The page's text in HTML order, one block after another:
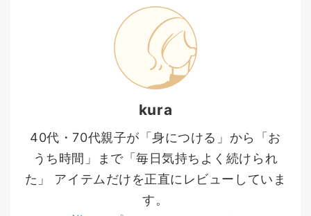
kura
40代・70代親子が「身につける」から「お
うち時間」まで「毎日気持ちよく続けられ
た」 アイテムだけを正直にレビューしていま
す。